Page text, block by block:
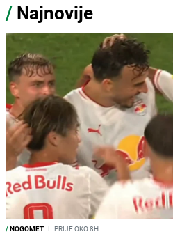
/ Najnovije
/NOGOMET I PRIJE OKO 8H